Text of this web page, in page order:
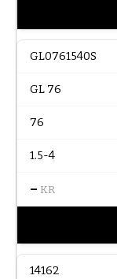
GL0761540S
GL 76
76
1.5-4
– KR
14162